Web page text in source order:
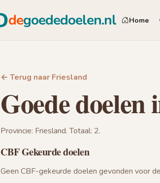
degoededoelen.nl Home
← Terug naar Friesland
Goede doelen
Provincie: Friesland. Totaal: 2.
CBF Gekeurde doelen
Geen CBF-gekeurde doelen gevonden voor